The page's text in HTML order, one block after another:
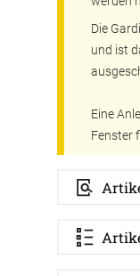
Die
und ist
Eine
Fenster